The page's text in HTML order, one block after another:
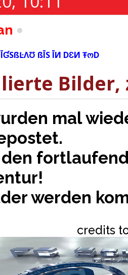
ßĪS ĪИ DƐИ ŦოD
mal
werden
credits